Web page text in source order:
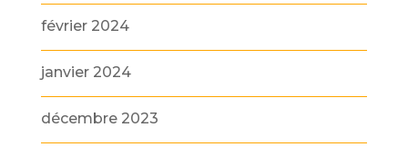
février 2024
janvier 2024
décembre 2023